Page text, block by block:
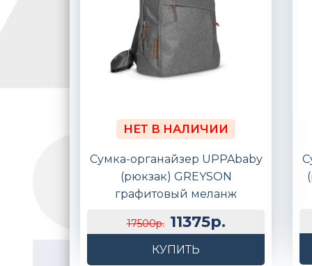
НЕТ В НАЛИЧИИ
Сумка-органайзер UPPAbaby
(рюкзак) GREYSON
графитовый меланж
17500р. 11375р.
КУПИТЬ